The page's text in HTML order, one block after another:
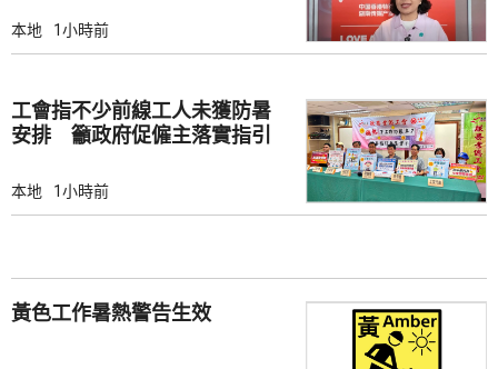
本地 1小時前
工會指不少前線工人未獲防暑
安排 籲政府促僱主落實指引
本地 1小時前
黃色工作暑熱警告生效